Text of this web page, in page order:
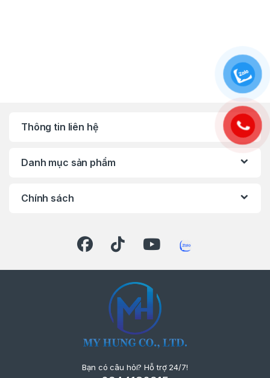
: Xử lý diện tích
: Tay cầm chắc chắn,
chống trượt, cách điện kép.
: Trọng lượng cân đối,
dây điện dài 5m, tích hợp hút bụi giữ không
Độ bền cao
LIÊN HỆ NGAY
Thông tin liên hệ
Danh mục sản phẩm
Chính sách
Bạn có câu hỏi? Hỗ trợ 24/7!